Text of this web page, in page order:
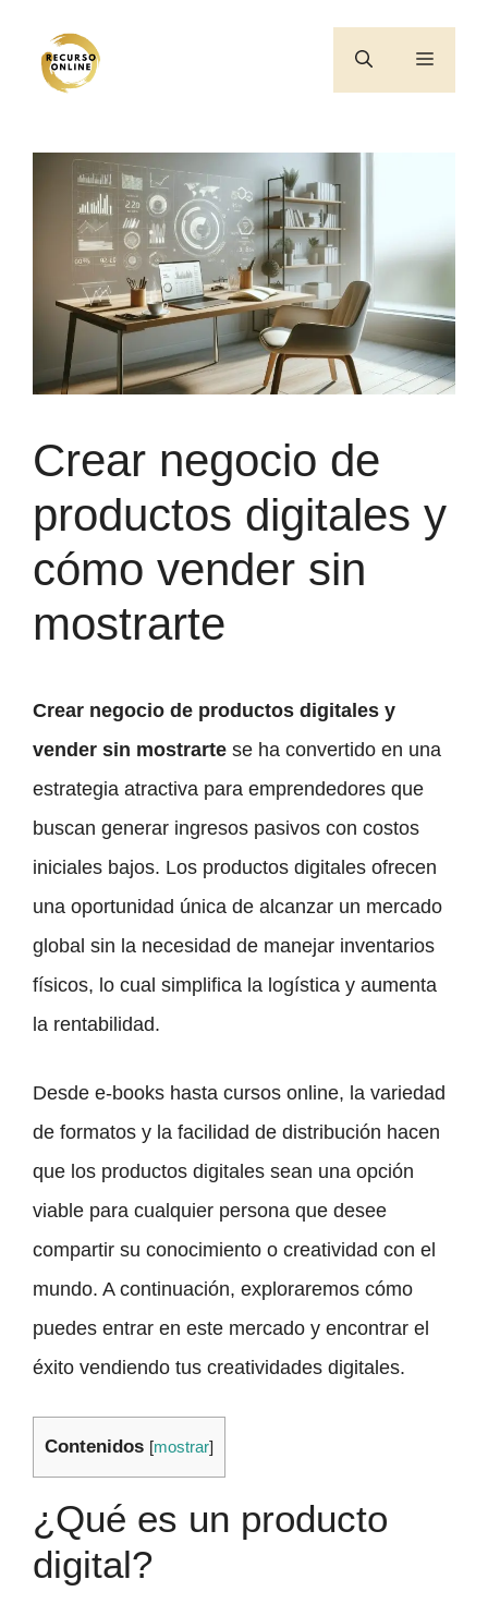
contenido
Menú
Crear negocio de
productos digitales y
cómo vender sin
mostrarte
Crear negocio de productos digitales y
vender sin mostrarte se ha convertido en una
estrategia atractiva para emprendedores que
buscan generar ingresos pasivos con costos
iniciales bajos. Los productos digitales ofrecen
una oportunidad única de alcanzar un mercado
global sin la necesidad de manejar inventarios
físicos, lo cual simplifica la logística y aumenta
la rentabilidad.
Desde e-books hasta cursos online, la variedad
de formatos y la facilidad de distribución hacen
que los productos digitales sean una opción
viable para cualquier persona que desee
compartir su conocimiento o creatividad con el
mundo. A continuación, exploraremos cómo
puedes entrar en este mercado y encontrar el
éxito vendiendo tus creatividades digitales.
Contenidos [mostrar]
¿Qué es un producto
digital?